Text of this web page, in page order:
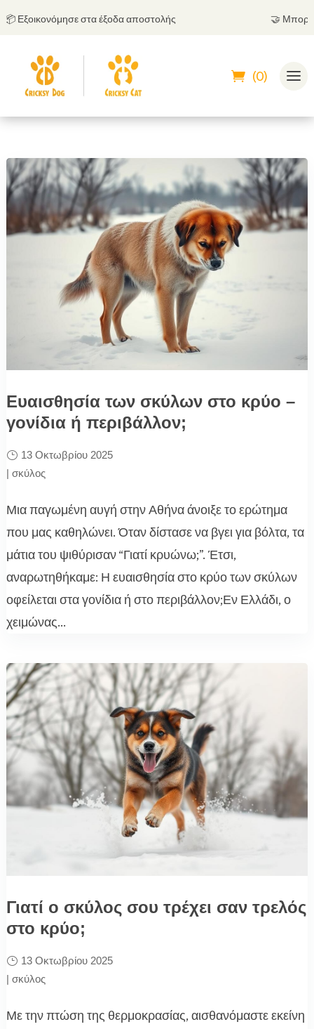
στα έξοδα αποστολής Μπορείς να
(0)
Ευαισθησία των σκύλων στο κρύο –
γονίδια ή περιβάλλον;
13 Οκτωβρίου 2025
| σκύλος
Μια παγωμένη αυγή στην Αθήνα άνοιξε το ερώτημα
που μας καθηλώνει. Όταν δίστασε να βγει για βόλτα, τα
μάτια του ψιθύρισαν “Γιατί κρυώνω;”. Έτσι,
αναρωτηθήκαμε: Η ευαισθησία στο κρύο των σκύλων
οφείλεται στα γονίδια ή στο περιβάλλον;Εν Ελλάδι, ο
χειμώνας...
Γιατί ο σκύλος σου τρέχει σαν τρελός
στο κρύο;
13 Οκτωβρίου 2025
| σκύλος
Με την πτώση της θερμοκρασίας, αισθανόμαστε εκείνη